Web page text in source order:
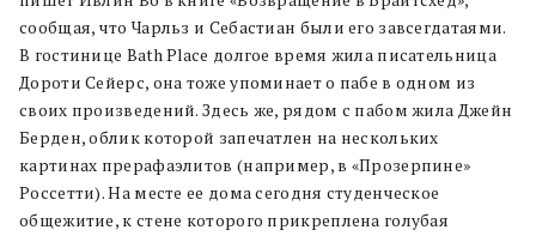
сообщая, что Чарльз и Себастиан были его завсегдатаями.
В гостинице Bath Place долгое время жила писательница
Дороти Сейерс, она тоже упоминает о пабе в одном из
своих произведений. Здесь же, рядом с пабом жила Джейн
Берден, облик которой запечатлен на нескольких
картинах прерафаэлитов (например, в «Прозерпине»
Россетти). На месте ее дома сегодня студенческое
общежитие, к стене которого прикреплена голубая